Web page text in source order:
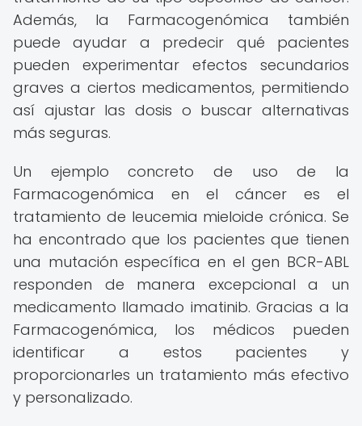
Además, la Farmacogenómica también
puede ayudar a predecir qué pacientes
pueden experimentar efectos secundarios
graves a ciertos medicamentos, permitiendo
así ajustar las dosis o buscar alternativas
más seguras.
Un ejemplo concreto de uso de la
Farmacogenómica en el cáncer es el
tratamiento de leucemia mieloide crónica. Se
ha encontrado que los pacientes que tienen
una mutación específica en el gen BCR-ABL
responden de manera excepcional a un
medicamento llamado imatinib. Gracias a la
Farmacogenómica, los médicos pueden
identificar a estos pacientes y
proporcionarles un tratamiento más efectivo
y personalizado.